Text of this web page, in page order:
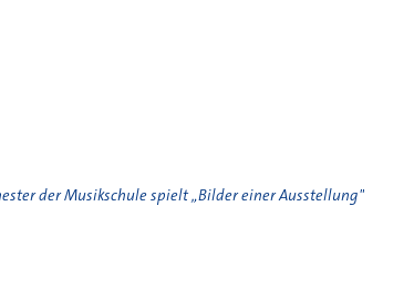
der Musikschule spielt „Bilder einer Ausstellung"